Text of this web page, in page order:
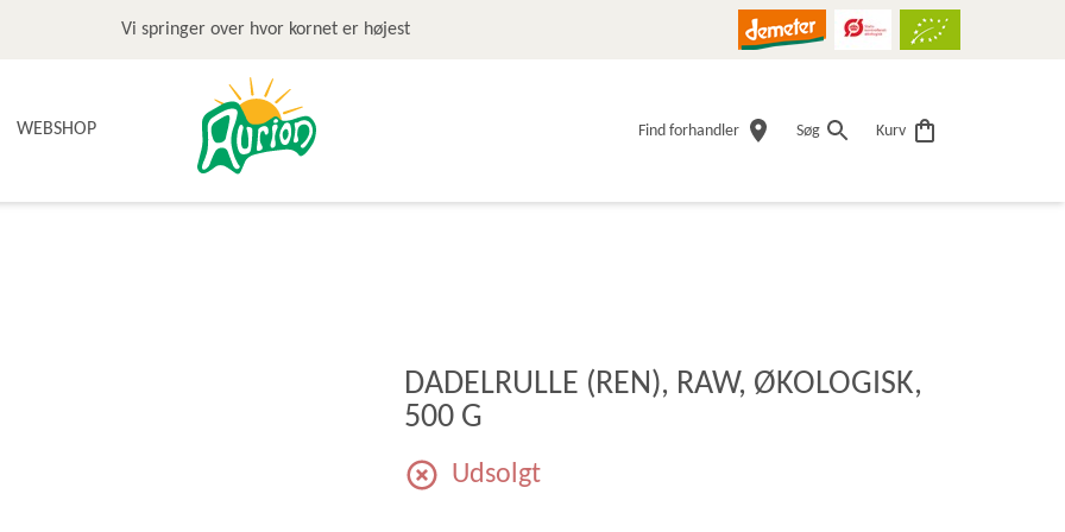
Vi springer over hvor kornet er højest
WEBSHOP Find forhandler Søg Kurv
DADELRULLE (REN), RAW, ØKOLOGISK,
500 G
Udsolgt